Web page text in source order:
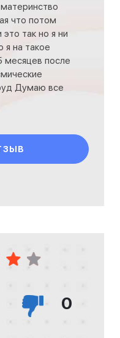
что потом
так но я ни
я на такое
месяцев после
Думаю все
0